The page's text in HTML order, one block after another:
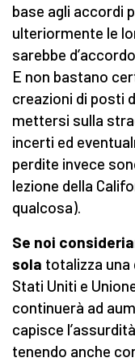
base agli accordi
ulteriormente le
sarebbe
E non bastano
creazioni di posti
mettersi sulla
incerti ed
perdite invece
lezione della
qualcosa).
Se noi
sola totalizza una
Stati Uniti e
continuerà ad
capisce
tenendo anche